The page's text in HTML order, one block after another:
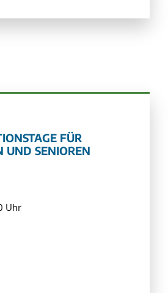
FÜR
UND SENIOREN
Uhr